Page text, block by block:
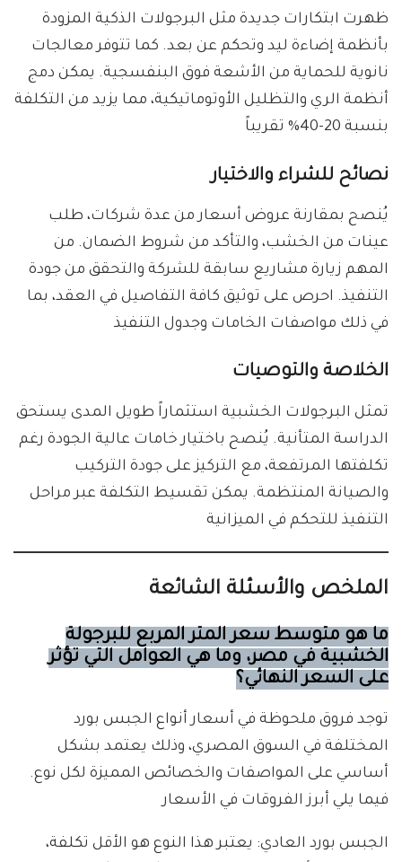
ظهرت ابتكارات جديدة مثل البرجولات الذكية المزودة
بأنظمة إضاءة ليد وتحكم عن بعد. كما تتوفر معالجات
نانوية للحماية من الأشعة فوق البنفسجية. يمكن دمج
أنظمة الري والتظليل الأوتوماتيكية، مما يزيد من التكلفة
بنسبة 20-40% تقريباً
نصائح للشراء والاختيار
يُنصح بمقارنة عروض أسعار من عدة شركات، طلب
عينات من الخشب، والتأكد من شروط الضمان. من
المهم زيارة مشاريع سابقة للشركة والتحقق من جودة
التنفيذ. احرص على توثيق كافة التفاصيل في العقد، بما
في ذلك مواصفات الخامات وجدول التنفيذ
الخلاصة والتوصيات
تمثل البرجولات الخشبية استثماراً طويل المدى يستحق
الدراسة المتأنية. يُنصح باختيار خامات عالية الجودة رغم
تكلفتها المرتفعة، مع التركيز على جودة التركيب
والصيانة المنتظمة. يمكن تقسيط التكلفة عبر مراحل
التنفيذ للتحكم في الميزانية
الملخص والأسئلة الشائعة
ما هو متوسط سعر المتر المربع للبرجولة
الخشبية في مصر، وما هي العوامل التي تؤثر
على السعر النهائي؟
توجد فروق ملحوظة في أسعار أنواع الجبس بورد
المختلفة في السوق المصري، وذلك يعتمد بشكل
أساسي على المواصفات والخصائص المميزة لكل نوع.
فيما يلي أبرز الفروقات في الأسعار
الجبس بورد العادي: يعتبر هذا النوع هو الأقل تكلفة،